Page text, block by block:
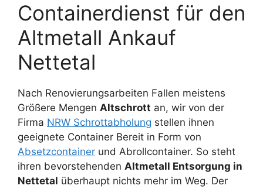
Containerdienst für den
Altmetall Ankauf
Nettetal
Nach Renovierungsarbeiten Fallen meistens
Größere Mengen Altschrott an, wir von der
Firma NRW Schrottabholung stellen ihnen
geeignete Container Bereit in Form von
Absetzcontainer und Abrollcontainer. So steht
ihren bevorstehenden Altmetall Entsorgung in
Nettetal überhaupt nichts mehr im Weg. Der